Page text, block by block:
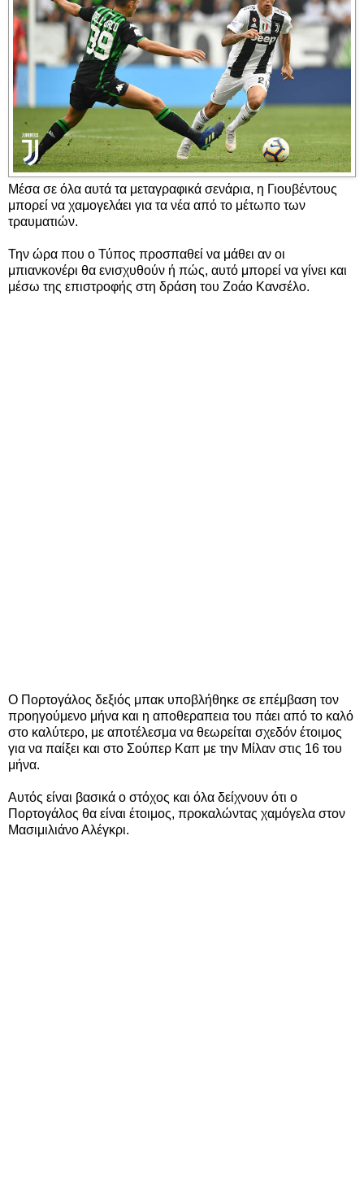
Μέσα σε όλα αυτά τα μεταγραφικά σενάρια, η Γιουβέντους
μπορεί να χαμογελάει για τα νέα από το μέτωπο των
τραυματιών.
Την ώρα που ο Τύπος προσπαθεί να μάθει αν οι
μπιανκονέρι θα ενισχυθούν ή πώς, αυτό μπορεί να γίνει και
μέσω της επιστροφής στη δράση του Ζοάο Κανσέλο.
Ο Πορτογάλος δεξιός μπακ υποβλήθηκε σε επέμβαση τον
προηγούμενο μήνα και η αποθεραπεια του πάει από το καλό
στο καλύτερο, με αποτέλεσμα να θεωρείται σχεδόν έτοιμος
για να παίξει και στο Σούπερ Καπ με την Μίλαν στις 16 του
μήνα.
Αυτός είναι βασικά ο στόχος και όλα δείχνουν ότι ο
Πορτογάλος θα είναι έτοιμος, προκαλώντας χαμόγελα στον
Μασιμιλιάνο Αλέγκρι.